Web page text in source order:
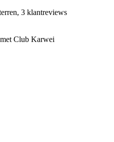
3 klantreviews
Club Karwei